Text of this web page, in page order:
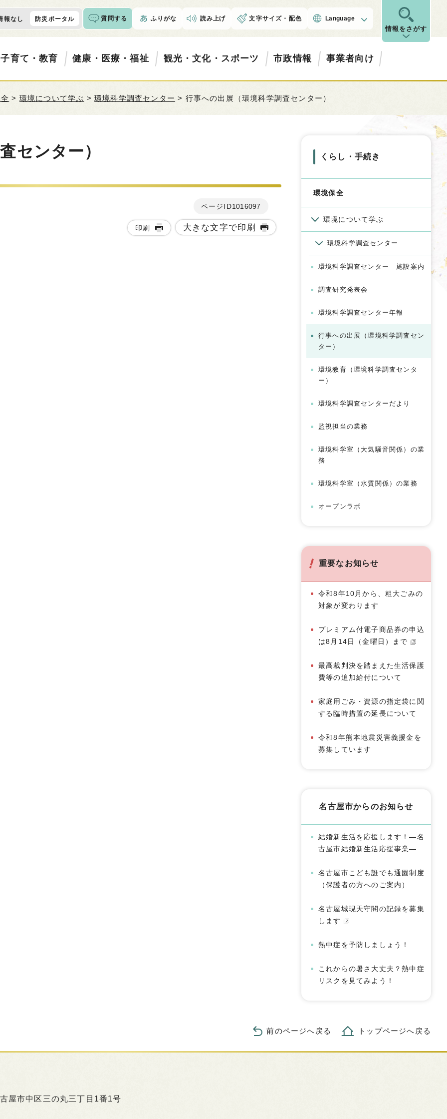
報なし 防災ポータル 質問する ふりがな 読み上げ 文字サイズ・配色 Language
情報をさがす
育て・教育 健康・医療・福祉 観光・文化・スポーツ 市政情報 事業者向け
> 環境について学ぶ >環境科学調査センター > 行事への出展（環境科学調査センター）
センター）
ページID1016097
印刷 大きな文字で印刷
くらし・手続き
環境保全
環境について学ぶ
環境科学調査センター
環境科学調査センター 施設案内
調査研究発表会
環境科学調査センター年報
行事への出展（環境科学調査セン
ター）
環境教育（環境科学調査センタ
ー）
環境科学調査センターだより
監視担当の業務
環境科学室（大気騒音関係）の業
務
環境科学室（水質関係）の業務
オープンラボ
重要なお知らせ
令和8年10月から、粗大ごみの
対象が変わります
プレミアム付電子商品券の申込
は8月14日（金曜日）まで
最高裁判決を踏まえた生活保護
費等の追加給付について
家庭用ごみ・資源の指定袋に関
する臨時措置の延長について
令和8年熊本地震災害義援金を
募集しています
名古屋市からのお知らせ
結婚新生活を応援します！―名
古屋市結婚新生活応援事業―
名古屋市こども誰でも通園制度
（保護者の方へのご案内）
名古屋城現天守閣の記録を募集
します
熱中症を予防しましょう！
これからの暑さ大丈夫？熱中症
リスクを見てみよう！
前のページへ戻る トップページへ戻る
屋市中区三の丸三丁目1番1号